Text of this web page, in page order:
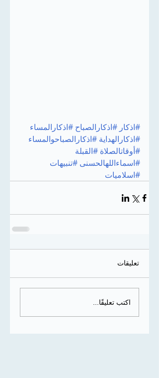
#اذكار #اذكارالصباح #اذكارالمساء
#اذكارالهداية #اذكارالصباحوالمساء
#أوقاتالصلاة #القبلة
#اسماءاللهالحسنى #تنبيهات
#اسلاميات
تعليقات
اكتب تعليقًا...